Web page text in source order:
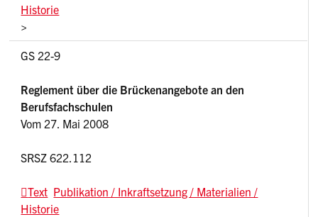
Historie
>
GS 22-9
Reglement über die Brückenangebote an den
Berufsfachschulen
Vom 27. Mai 2008
SRSZ 622.112
Text Publikation / Inkraftsetzung / Materialien /
Historie